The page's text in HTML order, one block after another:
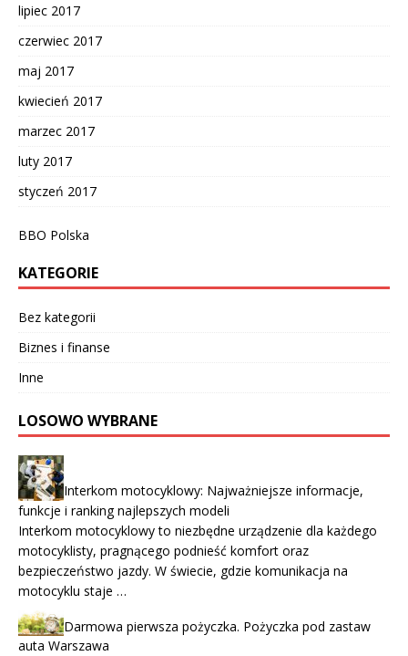
lipiec 2017
czerwiec 2017
maj 2017
kwiecień 2017
marzec 2017
luty 2017
styczeń 2017
BBO Polska
KATEGORIE
Bez kategorii
Biznes i finanse
Inne
LOSOWO WYBRANE
Interkom motocyklowy: Najważniejsze informacje,
funkcje i ranking najlepszych modeli
Interkom motocyklowy to niezbędne urządzenie dla każdego
motocyklisty, pragnącego podnieść komfort oraz
bezpieczeństwo jazdy. W świecie, gdzie komunikacja na
motocyklu staje …
Darmowa pierwsza pożyczka. Pożyczka pod zastaw
auta Warszawa